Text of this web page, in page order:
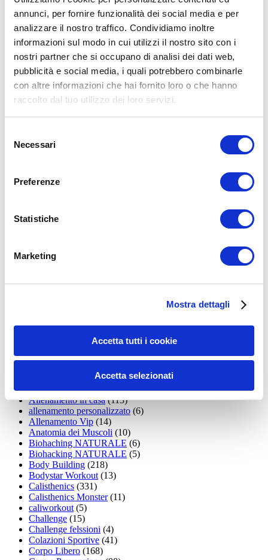
annunci, per fornire funzionalità dei social media e per
analizzare il nostro traffico. Condividiamo inoltre
informazioni sul modo in cui utilizzi il nostro sito con i
nostri partner che si occupano di analisi dei dati web,
pubblicità e social media, i quali potrebbero combinarle
con altre informazioni che hai fornito loro o che hanno
raccolto dal tuo utilizzo dei loro servizi.
delNecessari
Preferenze
Statistiche
Marketing
Mostra dettagli
Accetta tutti i cookie
Accetta selezionati
ALLENATI CON ME!
35workout
addominali scolpiti(39)
Allenamento(1.800)
Allenamento aerobico
(16)
Allenamento Braccia(9)
Allenamento con il TRX(36)
Allenamento funzionale(6)
Allenamento ibrido(9)
Allenamento in casa(113)
allenamento personalizzato (6)
Allenamento Vip (14)
Anatomia dei Muscoli (10)
Biohaching NATURALE (6)
Biohacking NATURALE (5)
Body Building (218)
Bodystar Workout(13)
Calisthenics (331)
Calisthenics Monster(11)
caliworkout(5)
Challenge (15)
Challenge felssioni (4)
Colazioni Sportive (41)
Corpo Libero (168)